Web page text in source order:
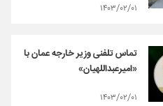
۱۴۰۳/۰۲/۰۱
تماس تلفنی وزیر خارجه عمان با
«امیرعبداللهیان»
۱۴۰۳/۰۲/۰۱